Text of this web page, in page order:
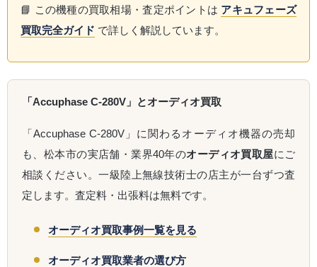
📘 この機種の買取相場・査定ポイントは アキュフェーズ
買取完全ガイド で詳しく解説しています。
「Accuphase C-280V」とオーディオ買取
「Accuphase C-280V」に関わるオーディオ機器の売却
も、松本市の実店舗・業界40年のオーディオ買取屋にご
相談ください。一級陸上無線技術士の店主が一台ずつ査
定します。査定料・出張料は無料です。
オーディオ買取事例一覧を見る
オーディオ買取業者の選び方